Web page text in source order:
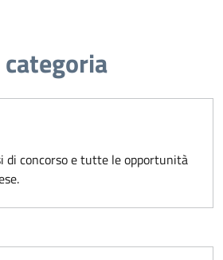
di concorso e tutte le opportunità